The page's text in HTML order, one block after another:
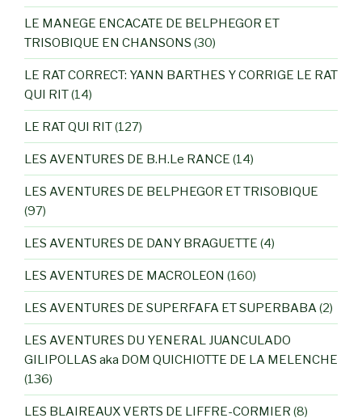
LE MANEGE ENCACATE DE BELPHEGOR ET
TRISOBIQUE EN CHANSONS (30)
LE RAT CORRECT: YANN BARTHES Y CORRIGE LE RAT
QUI RIT(14)
LE RAT QUI RIT(127)
LES AVENTURES DE B.H.Le RANCE (14)
LES AVENTURES DE BELPHEGOR ET TRISOBIQUE
(97)
LES AVENTURES DE DANY BRAGUETTE (4)
LES AVENTURES DE MACROLEON (160)
LES AVENTURES DE SUPERFAFA ET SUPERBABA(2)
LES AVENTURES DU YENERAL JUANCULADO
GILIPOLLAS aka DOM QUICHIOTTE DE LA MELENCHE
(136)
LES BLAIREAUX VERTS DE LIFFRE-CORMIER (8)